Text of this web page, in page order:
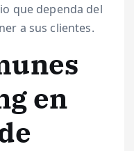
que dependa del
a sus clientes.
en